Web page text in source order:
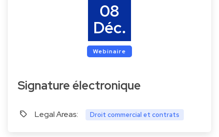
Signature électronique
Legal Areas: Droit commercial et contrats
08
Déc.
Webinaire